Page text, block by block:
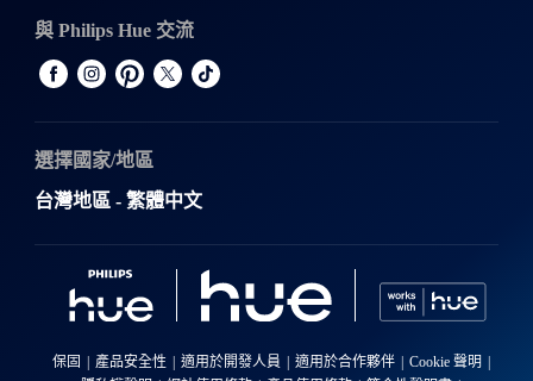
與 Philips Hue 交流
選擇國家/地區
台灣地區 - 繁體中文
保固 產品安全性 適用於開發人員 適用於合作夥伴
Cookie 聲明